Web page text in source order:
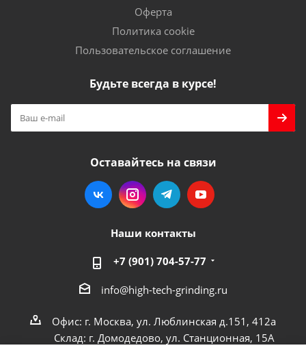
Оферта
Политика cookie
Пользовательское соглашение
Будьте всегда в курсе!
Оставайтесь на связи
Наши контакты
+7 (901) 704-57-77
info@high-tech-grinding.ru
Офис: г. Москва, ул. Люблинская д.151, 412a
Склад: г. Домодедово, ул. Станционная, 15А